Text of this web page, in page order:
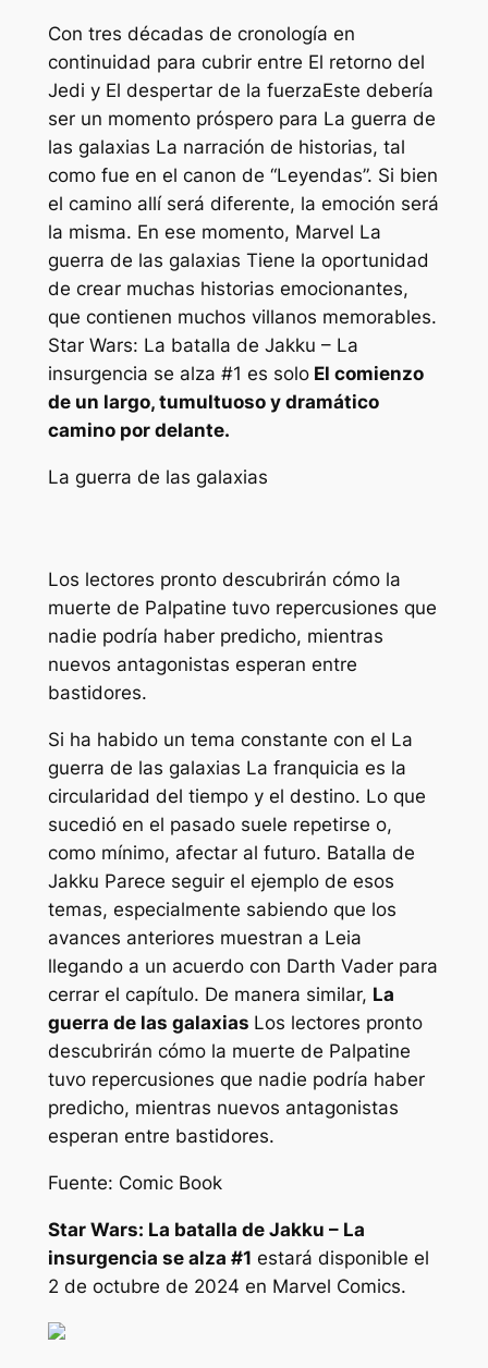
Con tres décadas de cronología en
continuidad para cubrir entre El retorno del
Jedi y El despertar de la fuerzaEste debería
ser un momento próspero para La guerra de
las galaxias La narración de historias, tal
como fue en el canon de “Leyendas”. Si bien
el camino allí será diferente, la emoción será
la misma. En ese momento, Marvel La
guerra de las galaxias Tiene la oportunidad
de crear muchas historias emocionantes,
que contienen muchos villanos memorables.
Star Wars: La batalla de Jakku – La
insurgencia se alza #1 es soloEl comienzo
de un largo, tumultuoso y dramático
camino por delante.
La guerra de las galaxias
Los lectores pronto descubrirán cómo la
muerte de Palpatine tuvo repercusiones que
nadie podría haber predicho, mientras
nuevos antagonistas esperan entre
bastidores.
Si ha habido un tema constante con el La
guerra de las galaxias La franquicia es la
circularidad del tiempo y el destino. Lo que
sucedió en el pasado suele repetirse o,
como mínimo, afectar al futuro. Batalla de
Jakku Parece seguir el ejemplo de esos
temas, especialmente sabiendo que los
avances anteriores muestran a Leia
llegando a un acuerdo con Darth Vader para
cerrar el capítulo. De manera similar, La
guerra de las galaxias Los lectores pronto
descubrirán cómo la muerte de Palpatine
tuvo repercusiones que nadie podría haber
predicho, mientras nuevos antagonistas
esperan entre bastidores.
Fuente: Comic Book
Star Wars: La batalla de Jakku – La
insurgencia se alza #1 estará disponible el
2 de octubre de 2024 en Marvel Comics.